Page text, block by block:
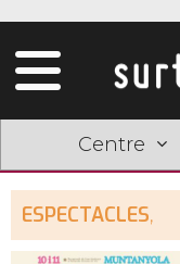
Centre
ESPECTACLES,